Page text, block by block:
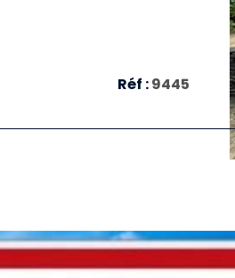
Réf :9445